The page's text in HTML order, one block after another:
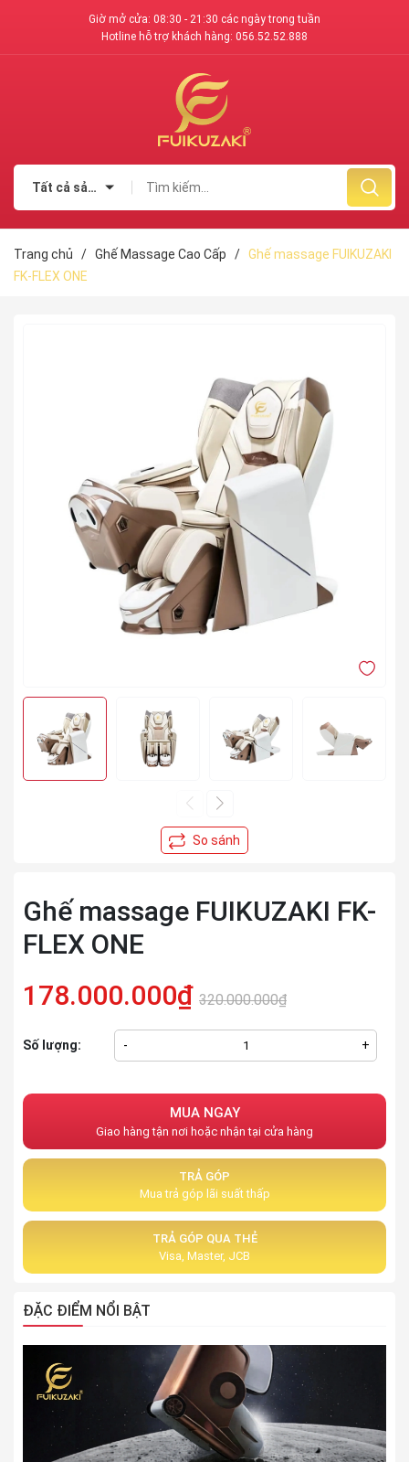
Giờ mở cửa: 08:30 - 21:30 các ngày trong tuần
Hotline hỗ trợ khách hàng: 056.52.52.888
Tất cả sản phẩm
Trang chủ / Ghế Massage Cao Cấp / Ghế massage FUIKUZAKI
FK-FLEX ONE
Ghế massage FUIKUZAKI FK-
FLEX ONE
178.000.000₫ 320.000.000₫
Số lượng: - +
MUA NGAY
Giao hàng tận nơi hoặc nhận tại cửa hàng
TRẢ GÓP
Mua trả góp lãi suất thấp
TRẢ GÓP QUA THẺ
Visa, Master, JCB
ĐẶC ĐIỂM NỔI BẬT